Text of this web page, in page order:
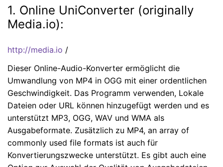
1. Online UniConverter (originally
Media.io):
http://media.io /
Dieser Online-Audio-Konverter ermöglicht die
Umwandlung von MP4 in OGG mit einer ordentlichen
Geschwindigkeit. Das Programm verwenden, Lokale
Dateien oder URL können hinzugefügt werden und es
unterstützt MP3, OGG, WAV und WMA als
Ausgabeformate. Zusätzlich zu MP4, an array of
commonly used file formats ist auch für
Konvertierungszwecke unterstützt. Es gibt auch eine